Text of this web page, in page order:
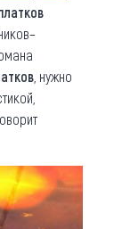
, нужно